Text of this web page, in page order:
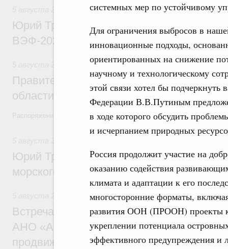
системных мер по устойчивому
Для ограничения выбросов в
инновационные подходы,
ориентированных на снижение
научному и технологическому
этой связи хотел бы
Федерации В.В.Путиным
в ходе которого обсудить
и исчерпанием природных
Россия продолжит участие на
оказанию содействия
климата и адаптации к его
многосторонние форматы,
развития ООН (ПРООН) проекты
укреплении потенциала
эффективного предупреждения и
Общие вопросы развития ДФО
Юрий Трутнев: Опубликована
ВЭФ-2026
Национальный проект «Экологическое
Правительство увеличило объём
области в рамках федерального
Распоряжение от 3 августа 2026 года №2067-р
Юрий Трутнев: Дноуглубительный флот
морского пути будет создан
Деловая среда. Развитие конкуренции
Встреча Михаила Мишустина с
АНО «Агентство стратегических
продвижению новых проектов»